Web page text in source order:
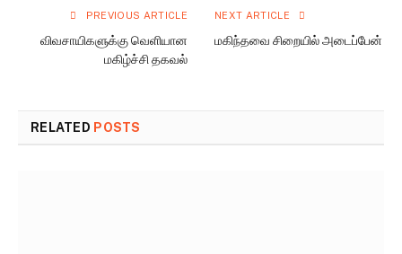
PREVIOUS ARTICLE
விவசாயிகளுக்கு வெளியான
மகிழ்ச்சி தகவல்
NEXT ARTICLE
மகிந்தவை சிறையில் அடைப்பேன்
RELATED POSTS